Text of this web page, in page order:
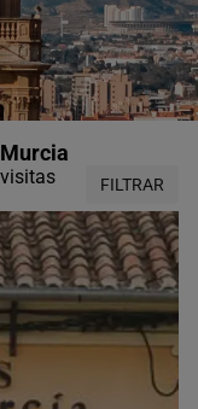
FILTRAR